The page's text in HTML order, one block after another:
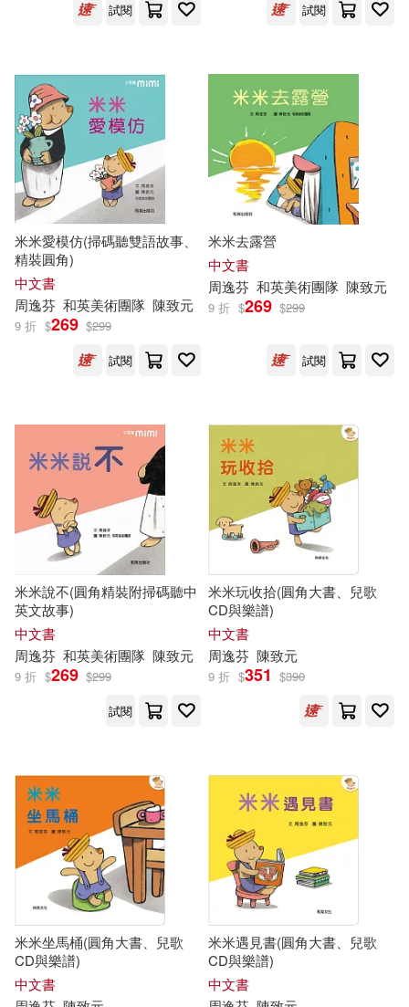
試閱
試閱
米米愛模仿(掃碼聽雙語故事、
精裝圓角)
中文書
周逸芬 和英美術團隊 陳致元
9 折 $269 $299
試閱
米米去露營
中文書
周逸芬 和英美術團隊 陳致元
9 折 $269 $299
試閱
米米說不(圓角精裝附掃碼聽中
英文故事)
中文書
周逸芬 和英美術團隊 陳致元
9 折 $269 $299
試閱
米米玩收拾(圓角大書、兒歌
CD與樂譜)
中文書
周逸芬 陳致元
9 折 $351 $390
米米坐馬桶(圓角大書、兒歌
CD與樂譜)
中文書
米米遇見書(圓角大書、兒歌
CD與樂譜)
中文書